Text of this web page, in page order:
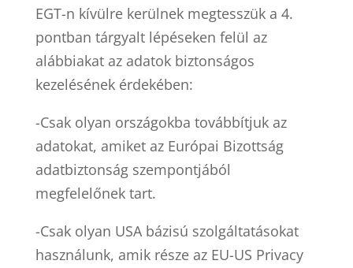
EGT-n kívülre kerülnek megtesszük a 4.
pontban tárgyalt lépéseken felül az
alábbiakat az adatok biztonságos
kezelésének érdekében:
-Csak olyan országokba továbbítjuk az
adatokat, amiket az Európai Bizottság
adatbiztonság szempontjából
megfelelőnek tart.
-Csak olyan USA bázisú szolgáltatásokat
használunk, amik része az EU-US Privacy